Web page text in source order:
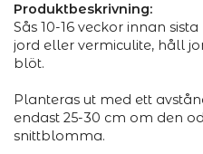
Produktbeskrivning:
Sås 10-16 veckor innan
jord eller vermiculite, håll
blöt.
Planteras ut med ett
endast 25-30 cm om den
snittblomma.